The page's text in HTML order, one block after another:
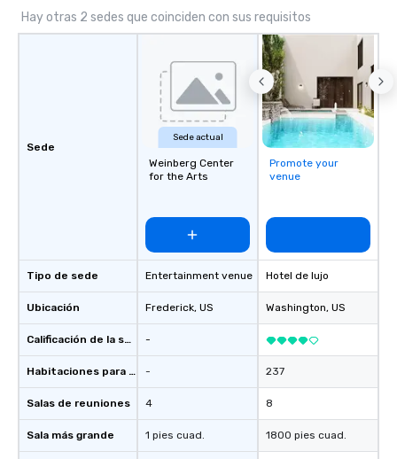
Hay otras 2 sedes que coinciden con sus requisitos
Sede
Tipo de sede
Ubicación
Calificación de la sede
Habitaciones para huéspedes
Salas de reuniones
Sala más grande
Sede actual
Weinberg Center
for the Arts
Entertainment venue
Frederick, US
-
-
4
1 pies cuad.
Promote your
venue
Hotel de lujo
Washington, US
237
8
1800 pies cuad.